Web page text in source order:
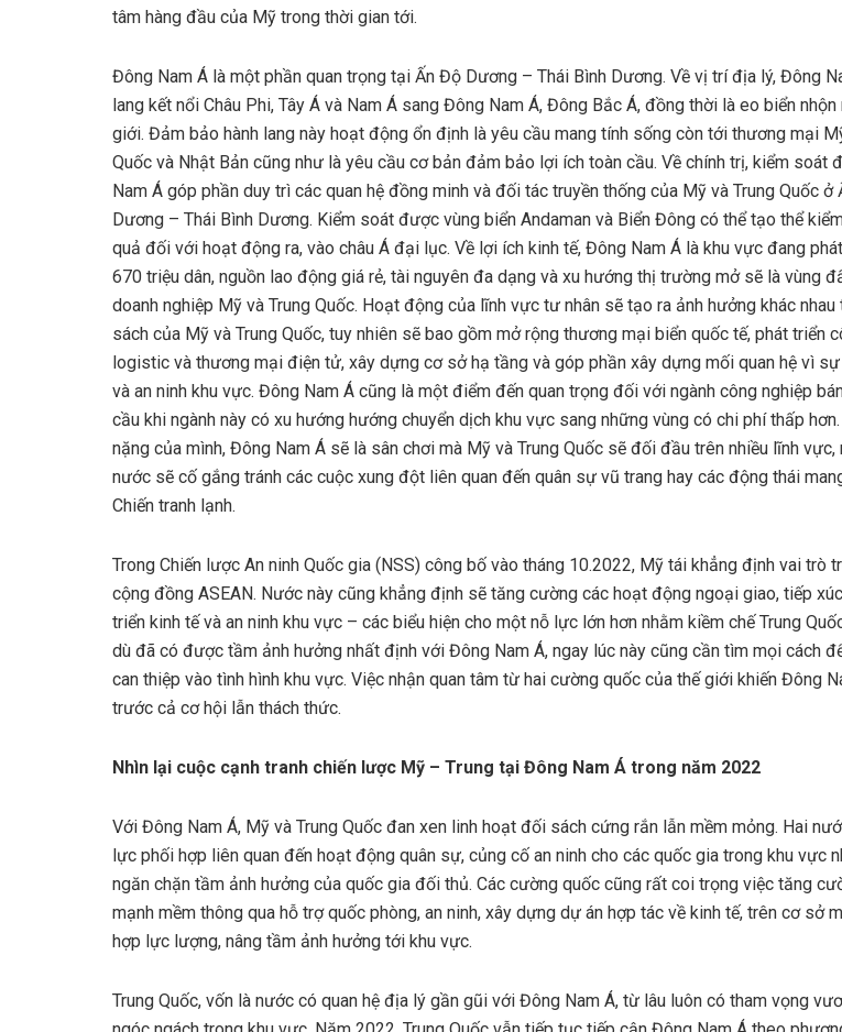
tâm hàng đầu của Mỹ trong thời gian tới.
Đông Nam Á là một phần quan trọng tại Ấn Độ Dương – Thái Bình Dương. Về vị trí địa lý, Đông
lang kết nổi Châu Phi, Tây Á và Nam Á sang Đông Nam Á, Đông Bắc Á, đồng thời là eo biển nhộn
giới. Đảm bảo hành lang này hoạt động ổn định là yêu cầu mang tính sống còn tới thương mại
Quốc và Nhật Bản cũng như là yêu cầu cơ bản đảm bảo lợi ích toàn cầu. Về chính trị, kiểm soát
Nam Á góp phần duy trì các quan hệ đồng minh và đối tác truyền thống của Mỹ và Trung Quốc ở
Dương – Thái Bình Dương. Kiểm soát được vùng biển Andaman và Biển Đông có thể tạo thể
quả đối với hoạt động ra, vào châu Á đại lục. Về lợi ích kinh tế, Đông Nam Á là khu vực đang
670 triệu dân, nguồn lao động giá rẻ, tài nguyên đa dạng và xu hướng thị trường mở sẽ là vùng
doanh nghiệp Mỹ và Trung Quốc. Hoạt động của lĩnh vực tư nhân sẽ tạo ra ảnh hưởng khác
sách của Mỹ và Trung Quốc, tuy nhiên sẽ bao gồm mở rộng thương mại biển quốc tế, phát triển
logistic và thương mại điện tử, xây dựng cơ sở hạ tầng và góp phần xây dựng mối quan hệ vì
và an ninh khu vực. Đông Nam Á cũng là một điểm đến quan trọng đối với ngành công nghiệp
cầu khi ngành này có xu hướng hướng chuyển dịch khu vực sang những vùng có chi phí thấp
nặng của mình, Đông Nam Á sẽ là sân chơi mà Mỹ và Trung Quốc sẽ đối đầu trên nhiều lĩnh vực,
nước sẽ cố gắng tránh các cuộc xung đột liên quan đến quân sự vũ trang hay các động thái
Chiến tranh lạnh.
Trong Chiến lược An ninh Quốc gia (NSS) công bố vào tháng 10.2022, Mỹ tái khẳng định vai trò
cộng đồng ASEAN. Nước này cũng khẳng định sẽ tăng cường các hoạt động ngoại giao, tiếp
triển kinh tế và an ninh khu vực – các biểu hiện cho một nỗ lực lớn hơn nhằm kiềm chế Trung
dù đã có được tầm ảnh hưởng nhất định với Đông Nam Á, ngay lúc này cũng cần tìm mọi cách
can thiệp vào tình hình khu vực. Việc nhận quan tâm từ hai cường quốc của thế giới khiến Đông
trước cả cơ hội lẫn thách thức.
Nhìn lại cuộc cạnh tranh chiến lược Mỹ – Trung tại Đông Nam Á trong năm 2022
Với Đông Nam Á, Mỹ và Trung Quốc đan xen linh hoạt đối sách cứng rắn lẫn mềm mỏng. Hai
lực phối hợp liên quan đến hoạt động quân sự, củng cố an ninh cho các quốc gia trong khu vực
ngăn chặn tầm ảnh hưởng của quốc gia đối thủ. Các cường quốc cũng rất coi trọng việc tăng
mạnh mềm thông qua hỗ trợ quốc phòng, an ninh, xây dựng dự án hợp tác về kinh tế, trên cơ sở
hợp lực lượng, nâng tầm ảnh hưởng tới khu vực.
Trung Quốc, vốn là nước có quan hệ địa lý gần gũi với Đông Nam Á, từ lâu luôn có tham vọng